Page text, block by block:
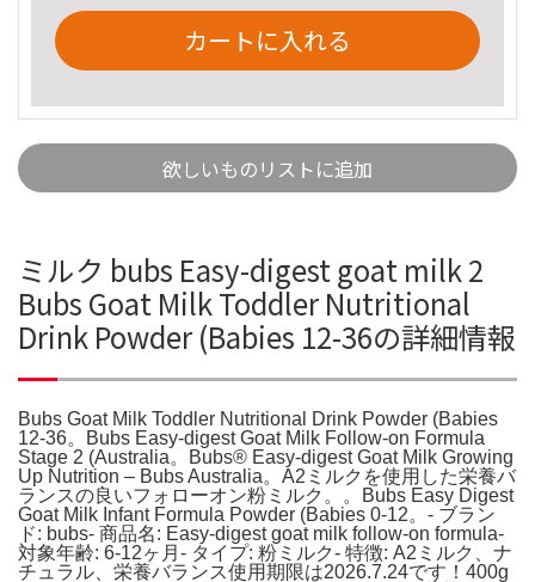
カートに入れる
欲しいものリストに追加
ミルク bubs Easy-digest goat milk 2
Bubs Goat Milk Toddler Nutritional
Drink Powder (Babies 12-36の詳細情報
Bubs Goat Milk Toddler Nutritional Drink Powder (Babies
12-36。Bubs Easy-digest Goat Milk Follow-on Formula
Stage 2 (Australia。Bubs® Easy-digest Goat Milk Growing
Up Nutrition – Bubs Australia。A2ミルクを使用した栄養バ
ランスの良いフォローオン粉ミルク。。Bubs Easy Digest
Goat Milk Infant Formula Powder (Babies 0-12。- ブラン
ド: bubs- 商品名: Easy-digest goat milk follow-on formula-
対象年齢: 6-12ヶ月- タイプ: 粉ミルク- 特徴: A2ミルク、ナ
チュラル、栄養バランス使用期限は2026.7.24です！400g